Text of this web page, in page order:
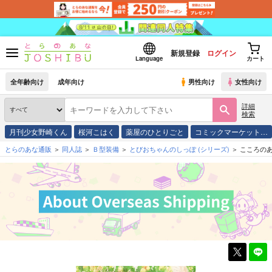
Language
新規登録 ログイン
カート
全年齢向け 成年向け 男性向け 女性向け
詳細
検索
月刊少女野崎くん 桜河こはく 薬屋のひとりごと コミックマーケット…
とらのあな通販 同人誌 Ｂ型装備 とびおちゃんのしっぽ(シリーズ) こころの